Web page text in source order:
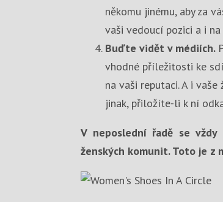
někomu jinému, aby za
vaši vedoucí pozici a i
Buďte vidět v médiích.
vhodné příležitosti ke
na vaši reputaci. A i
jinak, přiložíte-li k ní
V neposlední řadě se
ženských komunit. Toto je z